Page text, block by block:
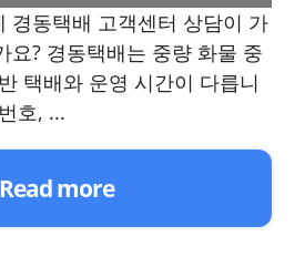
경동택배 고객센터 상담이 가
요? 경동택배는 중량 화물 중
택배와 운영 시간이 다릅니
호, ...
Read more